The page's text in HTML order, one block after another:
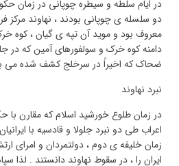
در ایام سلطه و سیطره چوپانی در زمان
دو سلسله ی چوپانی بودند ، نهاوند
معروف بود و موید آن تپه ی گیان ، کوه
دامنه کوه خرک و سولفورهای آمین که
ضحاک که اخیراً در سرخلج کشف شده می
نبرد نهاوند
در زمان طلوع خورشید اسلام که مقارن با
اعراب طی دو نبرد جلولا و قادسیه با
زمان خلیفه ی دوم ، دولتمردان و امرای
ایران را ، در سقوط نهاوند دانستند . لذا